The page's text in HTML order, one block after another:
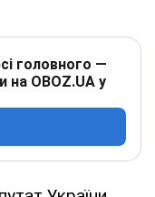
головного —
на OBOZ.UA у